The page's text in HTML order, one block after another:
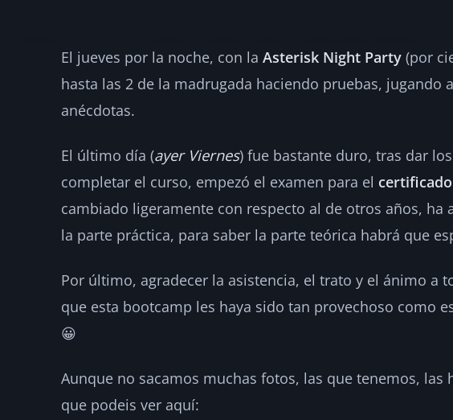
Curso de Asterisk
ASTERISK ·2008-07-05
El jueves por la noche, con la Asterisk Night Party (por
hasta las 2 de la madrugada haciendo pruebas, jugando
anécdotas.
El último día (ayer Viernes) fue bastante duro, tras dar
completar el curso, empezó el examen para el
cambiado ligeramente con respecto al de otros años, ha
la parte práctica, para saber la parte teórica habrá que
Por último, agradecer la asistencia, el trato y el ánimo a
que esta bootcamp les haya sido tan provechoso como
😀
Aunque no sacamos muchas fotos, las que tenemos, las
que podeis ver aquí: